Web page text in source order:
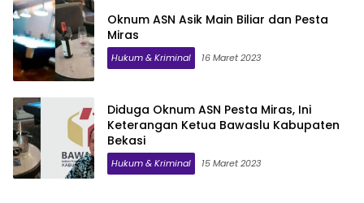
Oknum ASN Asik Main Biliar dan Pesta
Miras
Hukum & Kriminal 16 Maret 2023
Diduga Oknum ASN Pesta Miras, Ini
Keterangan Ketua Bawaslu Kabupaten
Bekasi
Hukum & Kriminal 15 Maret 2023